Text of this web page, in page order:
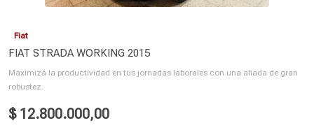
Fiat
FIAT STRADA WORKING 2015
Maximizá la productividad en tus jornadas laborales con una aliada de gran
robustez.
$ 12.800.000,00